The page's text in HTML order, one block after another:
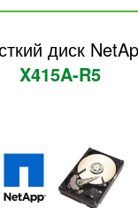
диск
X415A-R5